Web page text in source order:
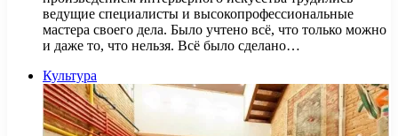
ведущие специалисты и высокопрофессиональные
мастера своего дела. Было учтено всё, что только можно
и даже то, что нельзя. Всё было сделано…
Культура